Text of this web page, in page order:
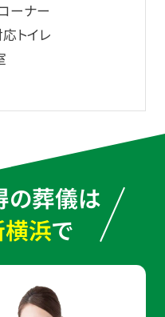
ーナー
トイレ
の葬儀は
横浜で